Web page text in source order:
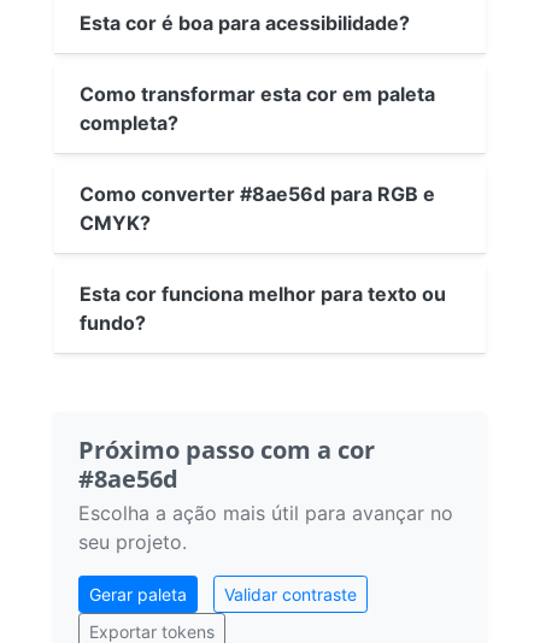
Esta cor é boa para acessibilidade?
Como transformar esta cor em paleta
completa?
Como converter #8ae56d para RGB e
CMYK?
Esta cor funciona melhor para texto ou
fundo?
Próximo passo com a cor
#8ae56d
Escolha a ação mais útil para avançar no
seu projeto.
Gerar paleta
Validar contraste
Exportar tokens